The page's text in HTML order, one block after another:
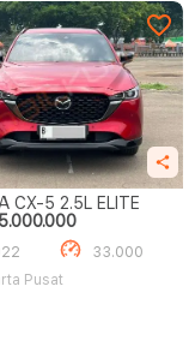
MAZDA CX-5 2.5L ELITE
33.000
Pusat